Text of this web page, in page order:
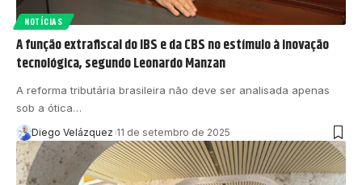
NOTÍCIAS
A função extrafiscal do IBS e da CBS no estímulo à inovação
tecnológica, segundo Leonardo Manzan
A reforma tributária brasileira não deve ser analisada apenas
sob a ótica…
Diego Velázquez 11 de setembro de 2025